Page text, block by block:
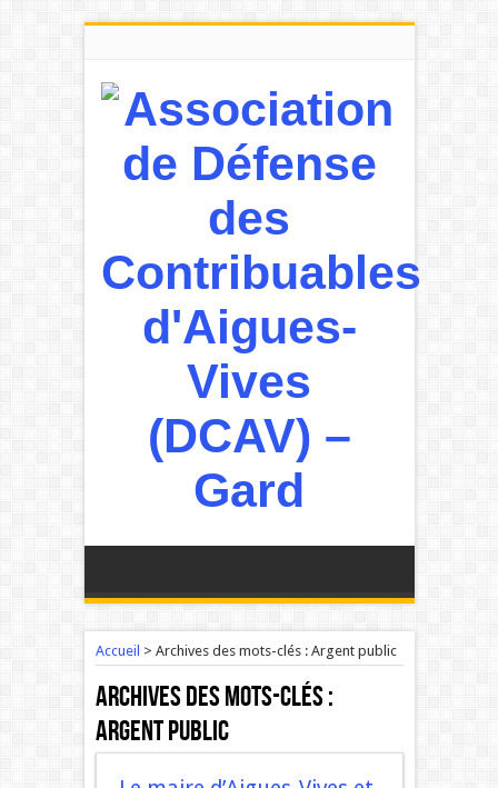
Accueil > Archives des mots-clés : Argent public
Archives des mots-clés :
Argent public